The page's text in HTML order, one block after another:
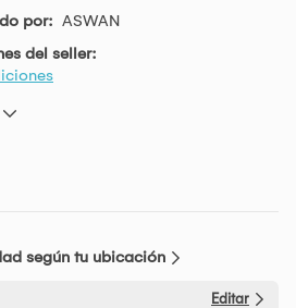
por: ASWAN
del seller:
según tu ubicación
Editar